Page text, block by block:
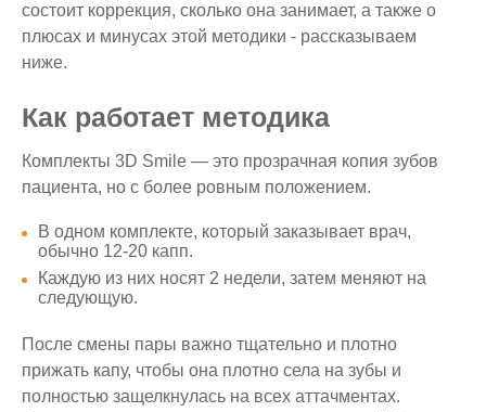
состоит коррекция, сколько она занимает, а также о
плюсах и минусах этой методики - рассказываем
ниже.
Как работает методика
Комплекты 3D Smile — это прозрачная копия зубов
пациента, но с более ровным положением.
В одном комплекте, который заказывает врач,
обычно 12-20 капп.
Каждую из них носят 2 недели, затем меняют на
следующую.
После смены пары важно тщательно и плотно
прижать капу, чтобы она плотно села на зубы и
полностью защелкнулась на всех аттачментах.